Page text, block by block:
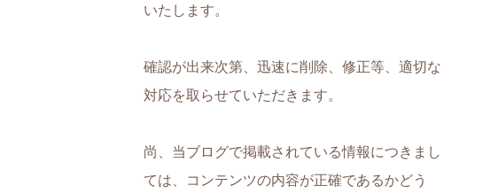
いたします。
確認が出来次第、迅速に削除、修正等、適切な
対応を取らせていただきます。
尚、当ブログで掲載されている情報につきまし
ては、コンテンツの内容が正確であるかどう